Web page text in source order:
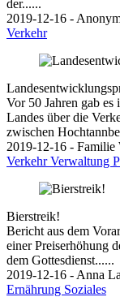
der......
2019-12-16 -
Verkehr
Vor 50 Jahren gab es
Landes über die
zwischen
2019-12-16 - Familie
VerkehrVerwaltung
Bierstreik!
Bericht aus dem
einer Preiserhöhung
dem Gottesdienst......
2019-12-16 - Anna
Ernährung Soziales